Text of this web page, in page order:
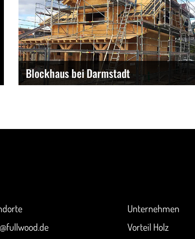
Blockhaus bei Darmstadt
Unternehmen
Vorteil Holz